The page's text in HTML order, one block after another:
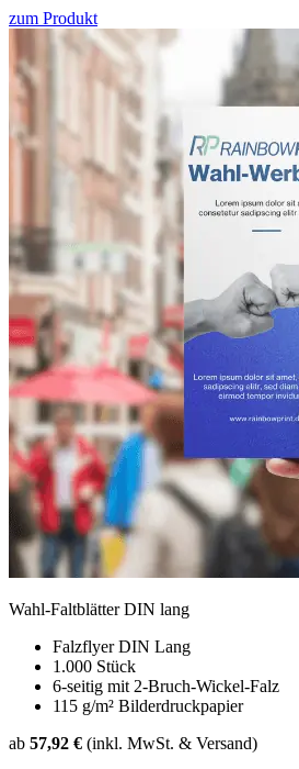
zum Produkt
Wahl-Faltblätter DIN lang
Falzflyer DIN Lang
1.000 Stück
6-seitig mit 2-Bruch-Wickel-Falz
115 g/m² Bilderdruckpapier
ab 57,92 € (inkl. MwSt. & Versand)